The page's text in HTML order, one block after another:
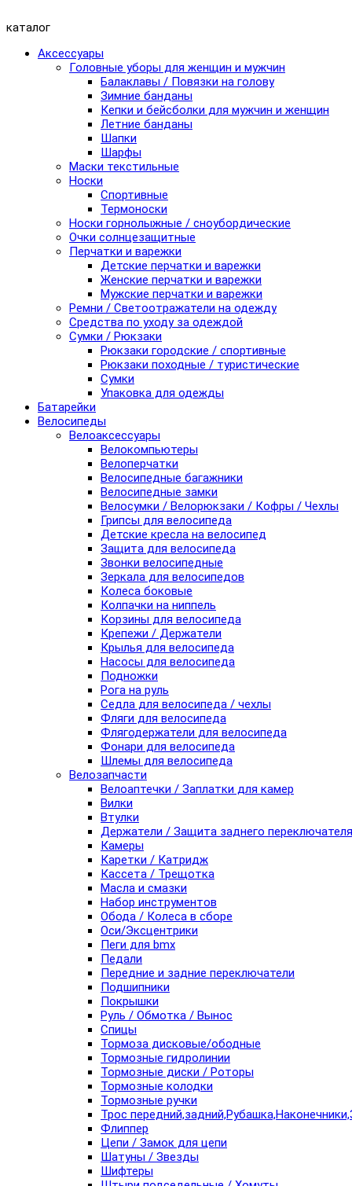
каталог
Аксессуары
Головные уборы для женщин и мужчин
Балаклавы / Повязки на голову
Зимние банданы
Кепки и бейсболки для мужчин и женщин
Летние банданы
Шапки
Шарфы
Маски текстильные
Носки
Спортивные
Термоноски
Носки горнолыжные / сноубордические
Очки солнцезащитные
Перчатки и варежки
Детские перчатки и варежки
Женские перчатки и варежки
Мужские перчатки и варежки
Ремни / Светоотражатели на одежду
Средства по уходу за одеждой
Сумки / Рюкзаки
Рюкзаки городские / спортивные
Рюкзаки походные / туристические
Сумки
Упаковка для одежды
Батарейки
Велосипеды
Велоаксессуары
Велокомпьютеры
Велоперчатки
Велосипедные багажники
Велосипедные замки
Велосумки / Велорюкзаки / Кофры / Чехлы
Грипсы для велосипеда
Детские кресла на велосипед
Защита для велосипеда
Звонки велосипедные
Зеркала для велосипедов
Колеса боковые
Колпачки на ниппель
Корзины для велосипеда
Крепежи / Держатели
Крылья для велосипеда
Насосы для велосипеда
Подножки
Рога на руль
Седла для велосипеда / чехлы
Фляги для велосипеда
Флягодержатели для велосипеда
Фонари для велосипеда
Шлемы для велосипеда
Велозапчасти
Велоаптечки / Заплатки для камер
Вилки
Втулки
Держатели / Защита заднего переключателя
Камеры
Каретки / Катридж
Кассета / Трещотка
Масла и смазки
Набор инструментов
Обода / Колеса в сборе
Оси/Эксцентрики
Пеги для bmx
Педали
Передние и задние переключатели
Подшипники
Покрышки
Руль / Обмотка / Вынос
Спицы
Тормоза дисковые/ободные
Тормозные гидролинии
Тормозные диски / Роторы
Тормозные колодки
Тормозные ручки
Трос
Флиппер
Цепи / Замок для цепи
Шатуны / Звезды
Шифтеры